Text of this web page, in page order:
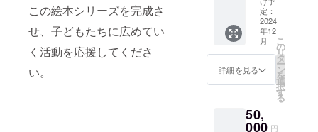
この絵本シリーズを完成さ
せ、子どもたちに広めてい
く活動を応援してくださ
い。
送付時
期：
2025年
5月 ●3
作目の
送付時
10,000
円／
50,000
円の内
容と同
テッ
カー
シール5
枚を郵
送しま
す。 ●
ステッ
ン：制
作中で
定：
2024
年12
月
詳細を見る
こ
の
リ
タ
ー
ン
を
選
択
す
る
50,
000 円